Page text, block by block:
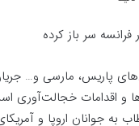
سر باز کرده
پاریس، مارسی و…
و اقدامات خجالت‌آوری